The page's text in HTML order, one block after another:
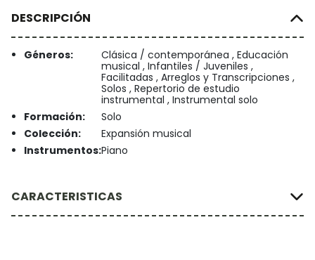
DESCRIPCIÓN
Géneros:
Clásica / contemporánea , Educación
musical , Infantiles / Juveniles ,
Facilitadas , Arreglos y Transcripciones ,
Solos , Repertorio de estudio
instrumental , Instrumental solo
Formación:
Solo
Colección:
Expansión musical
Instrumentos:Piano
CARACTERISTICAS